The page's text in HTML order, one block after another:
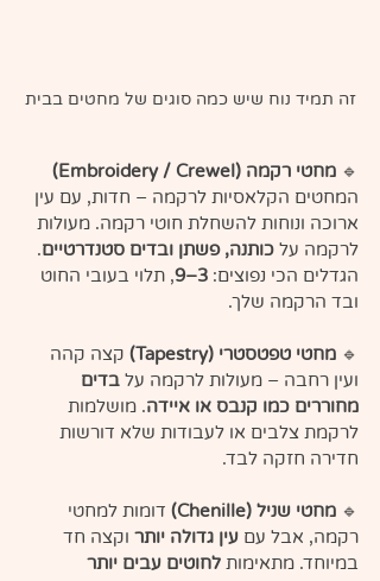
זה תמיד נוח שיש כמה סוגים של מחטים בבית
🔹 מחטי רקמה (Embroidery / Crewel)
המחטים הקלאסיות לרקמה – חדות, עם עין
ארוכה ונוחות להשחלת חוטי רקמה. מעולות
לרקמה על כותנה, פשתן ובדים סטנדרטיים.
הגדלים הכי נפוצים: 3–9
, תלוי בעובי החוט
ובד הרקמה שלך.
🔹 מחטי טפטסטרי (Tapestry)
קצה קהה
ועין רחבה – מעולות לרקמה על בדים
מחוררים כמו קנבס או איידה. מושלמות
לרקמת צלבים או לעבודות שלא דורשות
חדירה חזקה לבד.
🔹 מחטי שניל (Chenille)
דומות למחטי
רקמה, אבל עם עין גדולה יותר וקצה חד
במיוחד. מתאימות לחוטים עבים יותר